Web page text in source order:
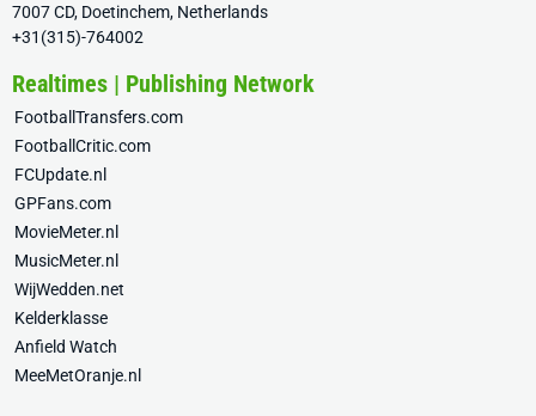
7007 CD, Doetinchem, Netherlands
+31(315)-764002
Realtimes | Publishing Network
FootballTransfers.com
FootballCritic.com
FCUpdate.nl
GPFans.com
MovieMeter.nl
MusicMeter.nl
WijWedden.net
Kelderklasse
Anfield Watch
MeeMetOranje.nl